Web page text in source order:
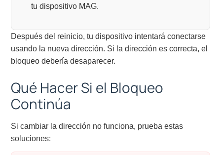
tu dispositivo MAG.
Después del reinicio, tu dispositivo intentará conectarse
usando la nueva dirección. Si la dirección es correcta, el
bloqueo debería desaparecer.
Qué Hacer Si el Bloqueo
Continúa
Si cambiar la dirección no funciona, prueba estas
soluciones: